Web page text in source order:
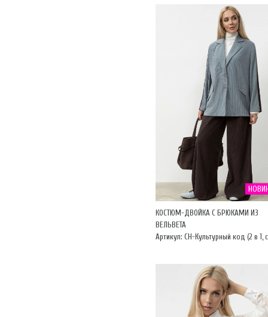
КОСТЮМ-ДВОЙКА С БРЮКАМИ ИЗ
ВЕЛЬВЕТА
Артикул: CH-Культурный код (2 в 1,